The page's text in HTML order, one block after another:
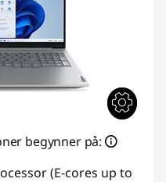
begynner på:
(E-cores up to